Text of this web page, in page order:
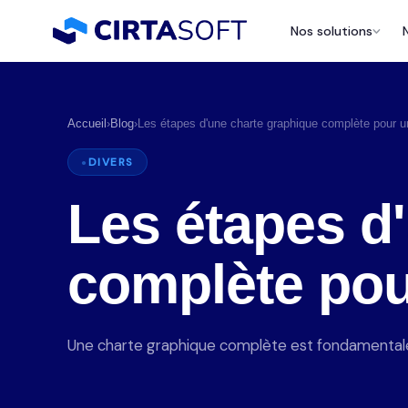
Nos solutions
Accueil ›Blog›Les étapes d'une charte graphique complète pour
DIVERS
Les étapes
complète
Une charte graphique complète est